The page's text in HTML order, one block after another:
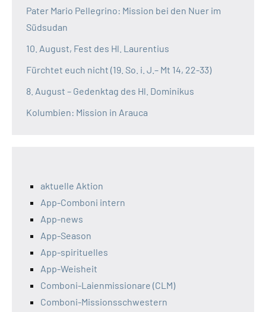
Pater Mario Pellegrino: Mission bei den Nuer im
Südsudan
10. August, Fest des Hl. Laurentius
Fürchtet euch nicht (19. So. i. J.– Mt 14, 22-33)
8. August – Gedenktag des Hl. Dominikus
Kolumbien: Mission in Arauca
aktuelle Aktion
App-Comboni intern
App-news
App-Season
App-spirituelles
App-Weisheit
Comboni-Laienmissionare (CLM)
Comboni-Missionsschwestern